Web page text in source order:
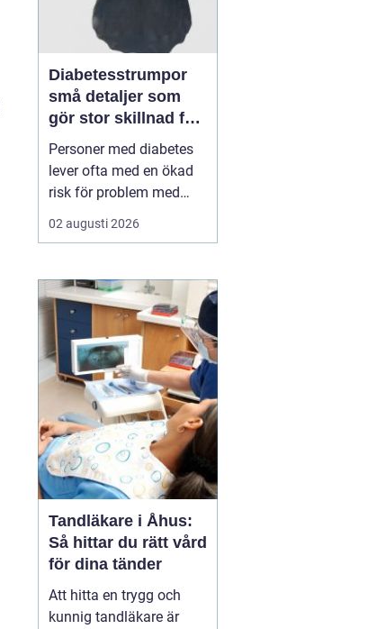
Diabetesstrumpor
små detaljer som
gör stor skillnad för
fötterna
Personer med diabetes
lever ofta med en ökad
risk för problem med
sämre blodcirkulation
läkning. I vardagen kan
sådant kännas abstrakt,
tills skavsår, blåsor eller
tryckmärken plötsligt blir
allvarliga. Här s...
02 augusti 2026
Tandläkare i Åhus:
Så hittar du rätt vård
för dina tänder
Att hitta en trygg och
kunnig tandläkare är